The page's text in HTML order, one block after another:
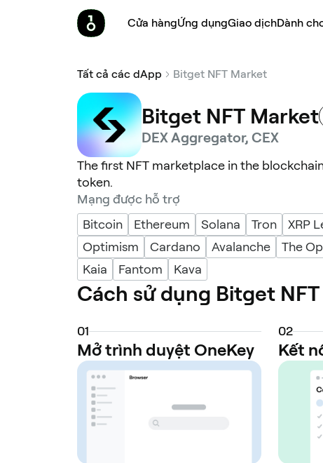
Cửa hàngỨng dụngGiao dịchDành
Tất cả các dApp Bitget NFT Market
Bitget NFT Market
DEX Aggregator, CEX
The first NFT marketplace in the
token.
Mạng được hỗ trợ
Bitcoin
Ethereum Solana Tron XRP
Optimism
Cardano Avalanche The
Kaia
Fantom Kava
Cách sử dụng Bitget
01
Mở trình duyệt OneKey
02
Kết